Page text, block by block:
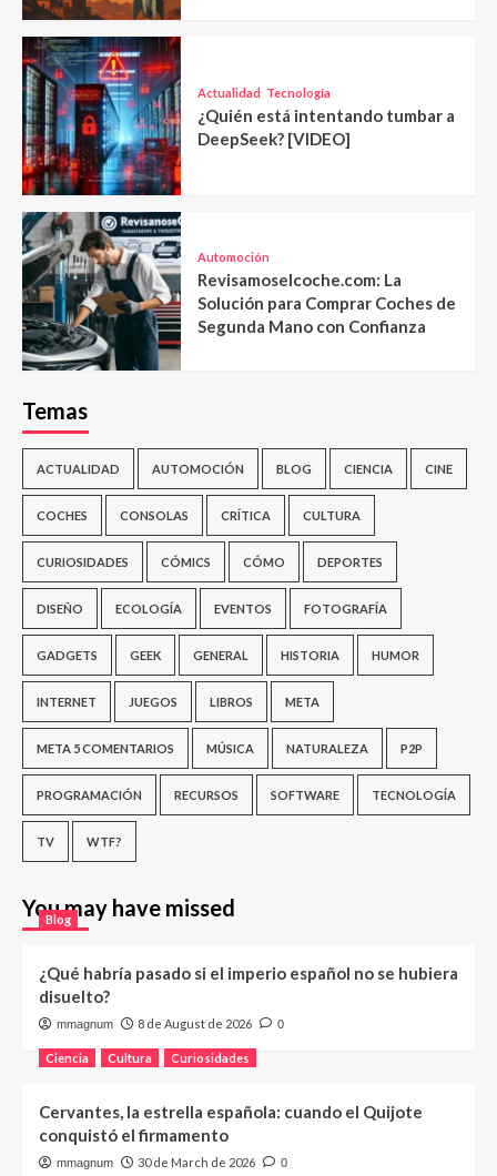
Actualidad Tecnología
¿Quién está intentando tumbar a
DeepSeek? [VIDEO]
Automoción
Revisamoselcoche.com: La
Solución para Comprar Coches de
Segunda Mano con Confianza
Temas
ACTUALIDAD AUTOMOCIÓN BLOG CIENCIA CINE
COCHES CONSOLAS CRÍTICA CULTURA
CURIOSIDADES CÓMICS CÓMO DEPORTES
DISEÑO ECOLOGÍA EVENTOS FOTOGRAFÍA
GADGETS GEEK GENERAL HISTORIA HUMOR
INTERNET JUEGOS LIBROS META
META 5 COMENTARIOS MÚSICA NATURALEZA P2P
PROGRAMACIÓN RECURSOS SOFTWARE TECNOLOGÍA
TV WTF?
You may have missed
Blog
¿Qué habría pasado si el imperio español no se hubiera
disuelto?
mmagnum 8 de August de 2026 0
Ciencia Cultura Curiosidades
Cervantes, la estrella española: cuando el Quijote
conquistó el firmamento
mmagnum 30 de March de 2026 0